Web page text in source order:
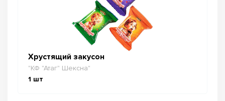
Хрустящий закусон
"КФ "Атаг" Шексна"
1 шт